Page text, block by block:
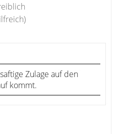
Zulage auf den
kommt.